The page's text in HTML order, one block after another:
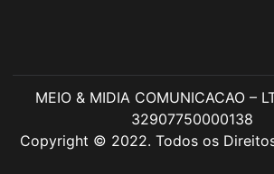
MEIO & MIDIA COMUNICACAO –
32907750000138
Copyright © 2022. Todos os